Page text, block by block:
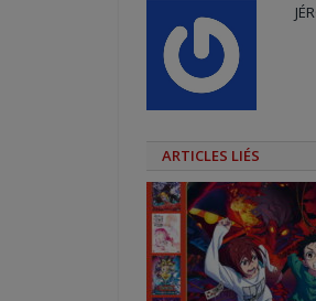
ARTICLES LIÉS